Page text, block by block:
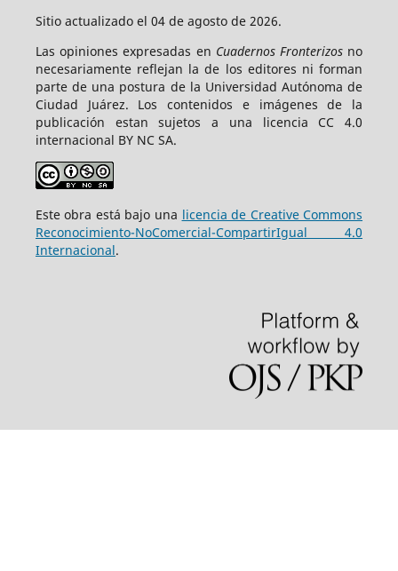
Sitio actualizado el 04 de agosto de 2026.
Las opiniones expresadas en Cuadernos Fronterizosno
necesariamente reflejan la de los editores ni forman
parte de una postura de la Universidad Autónoma de
Ciudad Juárez. Los contenidos e imágenes de la
publicación estan sujetos a una licencia CC 4.0
internacional BY NC SA.
Este obra está bajo una licencia de Creative Commons
Reconocimiento-NoComercial-CompartirIgual 4.0
Internacional.